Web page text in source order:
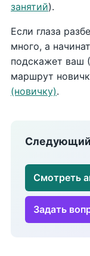
занятий).
Если глаза
много, а
подскажет ваш (
маршрут
(новичку).
Смотреть
Задать